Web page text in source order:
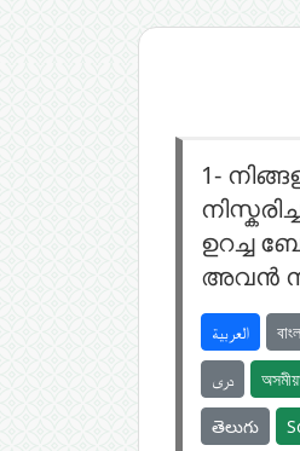
1-
ഉറച്ച
അവൻ
العربية
دری
తెలుగు